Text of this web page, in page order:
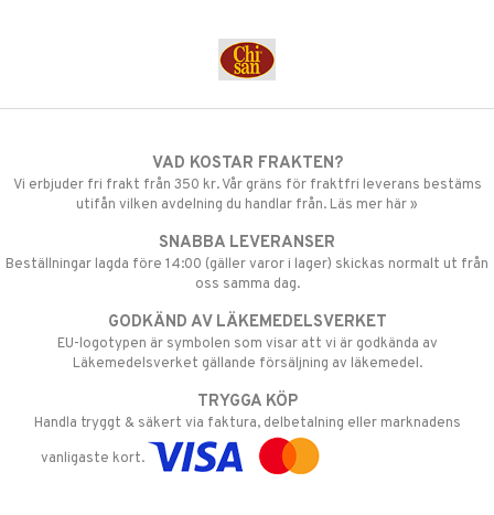
VAD KOSTAR FRAKTEN?
Vi erbjuder fri frakt från 350 kr. Vår gräns för fraktfri leverans bestäms
utifån vilken avdelning du handlar från. Läs mer här »
SNABBA LEVERANSER
Beställningar lagda före 14:00 (gäller varor i lager) skickas normalt ut från
oss samma dag.
GODKÄND AV LÄKEMEDELSVERKET
EU-logotypen är symbolen som visar att vi är godkända av
Läkemedelsverket gällande försäljning av läkemedel.
TRYGGA KÖP
Handla tryggt & säkert via faktura, delbetalning eller marknadens
vanligaste kort.